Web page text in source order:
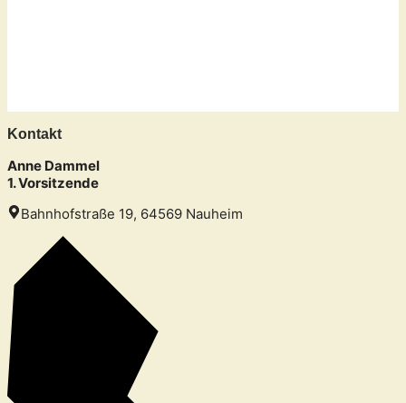
Kontakt
Anne Dammel
1. Vorsitzende
Bahnhofstraße 19, 64569 Nauheim